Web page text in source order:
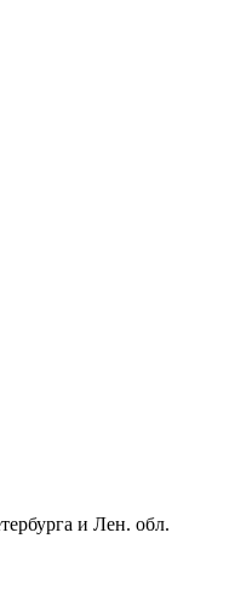
и Лен. обл.